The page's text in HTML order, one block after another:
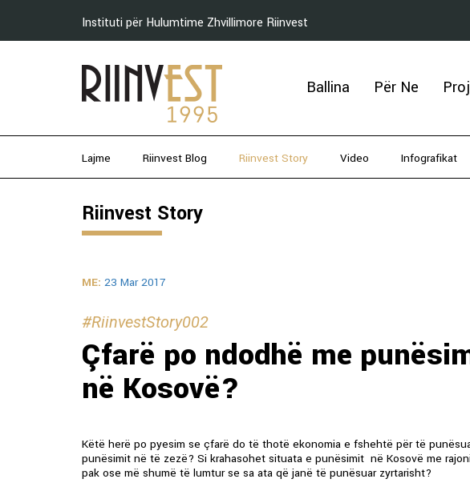
Instituti për Hulumtime Zhvillimore Riinvest
Ballina Për Ne
Lajme Riinvest Blog Riinvest Story Video Infografikat
Riinvest Story
ME: 23 Mar 2017
#RiinvestStory002
Çfarë po ndodhë me
në Kosovë?
Këtë herë po pyesim se çfarë do të thotë ekonomia e fshehtë për të
punësimit në të zezë? Si krahasohet situata e punësimit në Kosovë me
pak ose më shumë të lumtur se sa ata që janë të punësuar zyrtarisht?